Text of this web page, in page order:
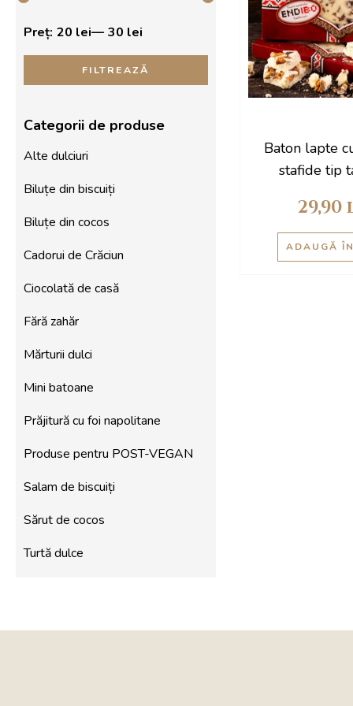
FILTREAZĂ
Preț: 20 lei— 30 lei
Categorii de produse
Alte dulciuri
Biluțe din biscuiți
Biluțe din cocos
Cadorui de Crăciun
Ciocolată de casă
Fără zahăr
Mărturii dulci
Mini batoane
Prăjitură cu foi napolitane
Produse pentru POST-VEGAN
Salam de biscuiți
Sărut de cocos
Turtă dulce
Baton lapte
stafide tip
29,90
ADAUGĂ